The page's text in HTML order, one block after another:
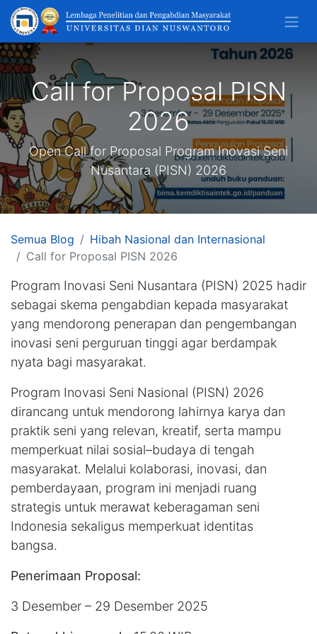
Call for Proposal PISN
2026
Open Call for Proposal Program Inovasi Seni
Nusantara (PISN) 2026
Semua Blog
Hibah Nasional dan Internasional
Call for Proposal PISN 2026
Program Inovasi Seni Nusantara (PISN) 2025 hadir
sebagai skema pengabdian kepada masyarakat
yang mendorong penerapan dan pengembangan
inovasi seni perguruan tinggi agar berdampak
nyata bagi masyarakat.
Program Inovasi Seni Nasional (PISN) 2026
dirancang untuk mendorong lahirnya karya dan
praktik seni yang relevan, kreatif, serta mampu
memperkuat nilai sosial–budaya di tengah
masyarakat. Melalui kolaborasi, inovasi, dan
pemberdayaan, program ini menjadi ruang
strategis untuk merawat keberagaman seni
Indonesia sekaligus memperkuat identitas
bangsa.
Penerimaan Proposal:
3 Desember – 29 Desember 2025